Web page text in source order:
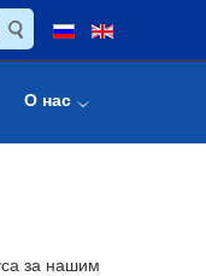
О нас
за нашим